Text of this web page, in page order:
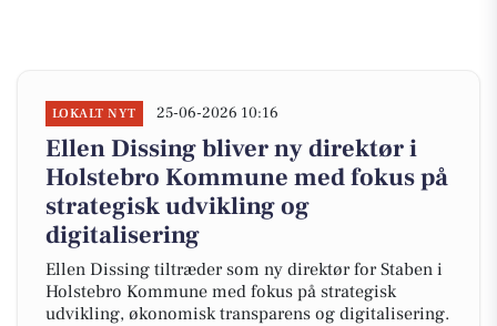
LOKALT NYT 25-06-2026 10:16
Ellen Dissing bliver ny direktør i
Holstebro Kommune med fokus på
strategisk udvikling og
digitalisering
Ellen Dissing tiltræder som ny direktør for Staben i
Holstebro Kommune med fokus på strategisk
udvikling, økonomisk transparens og digitalisering.